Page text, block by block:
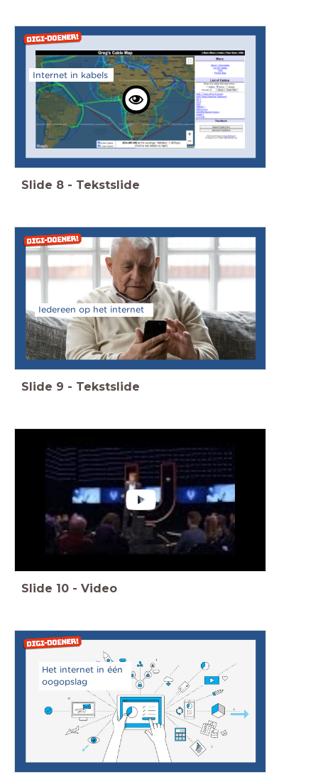
Internet in kabels
Slide 8 - Tekstslide
Iedereen op het internet
Slide 9 - Tekstslide
Slide 10 - Video
Het internet in één
oogopslag